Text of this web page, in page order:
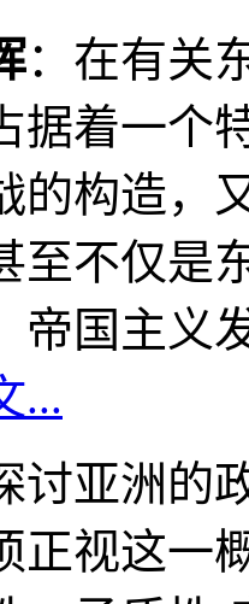
：在有关
据着一个
的构造，
至不仅是
帝国主义
...
讨亚洲的
正视这一